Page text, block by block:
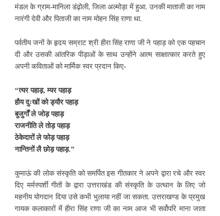
मंडल के ग्राम-मानिला डंढ़ोली, जिला अल्मोड़ा में हुआ. उनकी माताजी का नाम
नारंगी देवी और पिताजी का नाम मोहन सिंह राणा था.
पर्वतीय जनों के हृदय सम्राटश्री हीरा सिंह राणा जी ने पहाड़ को एक पहचान
दी और उसकी आंतरिक पीड़ाओं के साथ उन्होंने आत्म साक्षात्कार करते हुए
अपनी कविताओं को मार्मिक स्वर प्रदान किए-
“त्यर पहाड़, म्यर पहाड़
हौय दुःखों को ड्यौर पहाड़
बुजुर्गों ले जोड़ पहाड़
राजनीति ले तोड़ पहाड़
ठेकेदारों ले फोड़ पहाड़
नान्तिनों लै छोड़ पहाड़.”
कुमाऊं की लोक संस्कृति को समर्पित इस गीतकार ने अपने द्वारा रचे और स्वर
दिए मर्मस्पर्शी गीतों के द्वारा उत्तराखंड की संस्कृति के उत्थान के लिए जो
महनीय योगदान दिया उसे कभी भुलाया नहीं जा सकता. उत्तराखण्ड के प्रमुख
गायक कलाकारों में हीरा सिंह राणा जी का नाम आज भी सर्वोपरि माना जाता